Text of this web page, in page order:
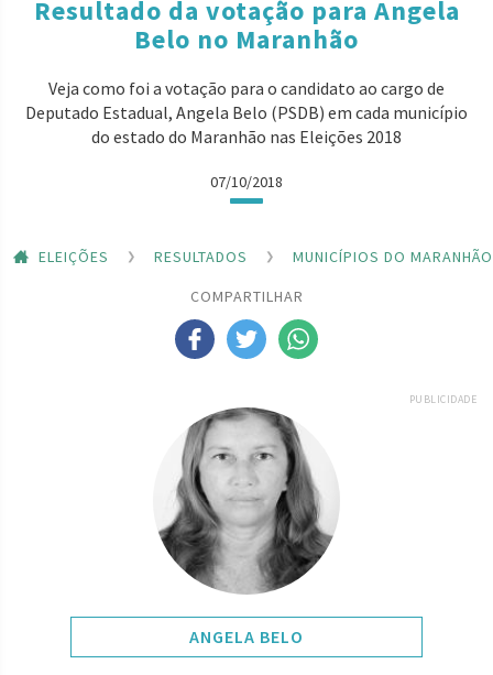
Resultado da votação para Angela
Belo no Maranhão
Veja como foi a votação para o candidato ao cargo de
Deputado Estadual, Angela Belo (PSDB) em cada município
do estado do Maranhão nas Eleições 2018
07/10/2018
ELEIÇÕES RESULTADOS
MUNICÍPIOS DO MARANHÃO
COMPARTILHAR
PUBLICIDADE
ANGELA BELO